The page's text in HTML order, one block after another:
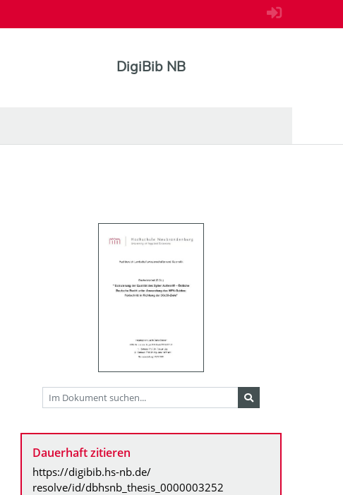
DigiBib NB
Dauerhaft zitieren
https://digibib.hs-nb.de/
resolve/id/dbhsnb_thesis_0000003252